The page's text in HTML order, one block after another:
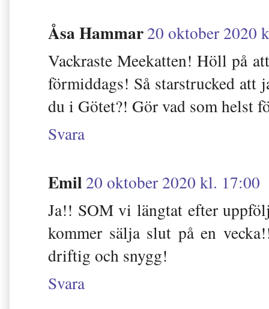
Åsa Hammar20 oktober 2020
Vackraste Meekatten! Höll på
förmiddags! Så starstrucked att
du i Götet?! Gör vad som
Svara
Emil 20 oktober 2020 kl. 17:00
Ja!! SOM vi längtat efter
kommer sälja slut på en
driftig och snygg!
Svara